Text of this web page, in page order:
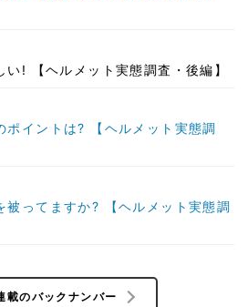
い! 【ヘルメット実態調査・後編】
ポイントは? 【ヘルメット実態調
被ってますか? 【ヘルメット実態調
載のバックナンバー